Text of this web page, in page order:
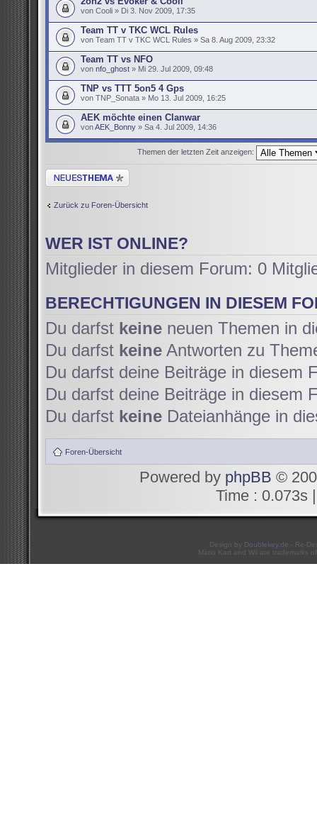
von Cooli » Di 3. Nov 2009, 17:35
Team TT v TKC WCL Rules
von Team TT v TKC WCL Rules » Sa 8. Aug 2009, 23:32
Team TT vs NFO
von nfo_ghost » Mi 29. Jul 2009, 09:48
TNP vs TTT 5on5 4 Gps
von TNP_Sonata » Mo 13. Jul 2009, 16:25
AEK möchte einen Clanwar
vonAEK_Bonny » Sa 4. Jul 2009, 14:36
Themen der letzten Zeit anzeigen:
Neues Thema erstellen
Zurück zu Foren-Übersicht
WER IST ONLINE?
Mitglieder in diesem Forum: 0
BERECHTIGUNGEN IN DIESEM
Du darfst keine neuen Themen in
Du darfst keine Antworten zu
Du darfst deine Beiträge in diesem
Du darfst deine Beiträge in diesem
Du darfst keine Dateianhänge in
Foren-Übersicht
Powered by phpBB ©
Time : 0.073s
Design by Doublekey.de - Re-
Mario Kart and Wii are trademarks